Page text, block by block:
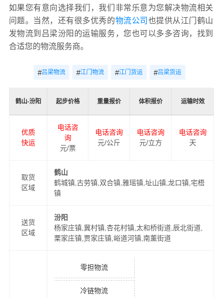
如果您有意向选择我们，我们非常乐意为您解决物流相关
问题。当然，还有很多优秀的物流公司 也提供从江门鹤山
发物流到吕梁汾阳的运输服务，您也可以多多咨询，找到
合适您的物流服务商。
#吕梁物流 #江门物流 #江门货运 #吕梁货运
鹤山-汾阳 起步价格 重量报价 体积报价 运输时效
优质
快运
电话咨
询
元/票
电话咨询
元/公斤
电话咨询
元/立方
电话咨询
天
取货
区域
鹤山
鹤城镇,古劳镇,双合镇,雅瑶镇,址山镇,龙口镇,宅梧
镇
送货
区域
汾阳
杨家庄镇,冀村镇,杏花村镇,太和桥街道,辰北街道,
栗家庄镇,贾家庄镇,峪道河镇,南薰街道
零担物流
冷链物流